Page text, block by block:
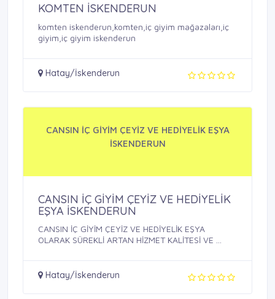
KOMTEN İSKENDERUN
komten iskenderun,komten,iç giyim mağazaları,iç
giyim,iç giyim iskenderun
Hatay/İskenderun
CANSIN İÇ GİYİM ÇEYİZ VE HEDİYELİK EŞYA
İSKENDERUN
CANSIN İÇ GİYİM ÇEYİZ VE HEDİYELİK
EŞYA İSKENDERUN
CANSIN İÇ GİYİM ÇEYİZ VE HEDİYELİK EŞYA
OLARAK SÜREKLİ ARTAN HİZMET KALİTESİ VE ...
Hatay/İskenderun